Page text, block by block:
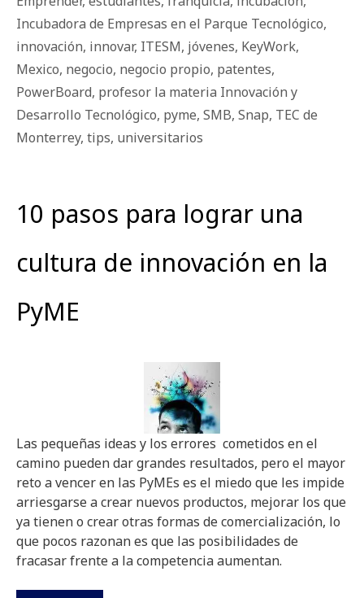
Incubadora de Empresas en el Parque Tecnológico,
innovación, innovar, ITESM, jóvenes, KeyWork,
Mexico, negocio, negocio propio, patentes,
PowerBoard, profesor la materia Innovación y
Desarrollo Tecnológico, pyme, SMB, Snap, TEC de
Monterrey, tips, universitarios
10 pasos para lograr una
cultura de innovación en la
PyME
Las pequeñas ideas y los errores cometidos en el
camino pueden dar grandes resultados, pero el mayor
reto a vencer en las PyMEs es el miedo que les impide
arriesgarse a crear nuevos productos, mejorar los que
ya tienen o crear otras formas de comercialización, lo
que pocos razonan es que las posibilidades de
fracasar frente a la competencia aumentan.